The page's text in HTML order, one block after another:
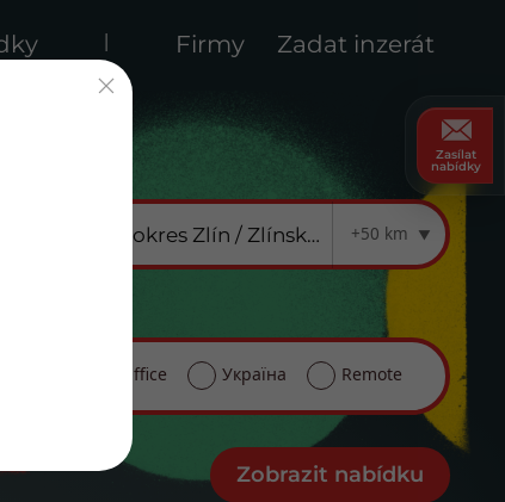
| Firmy Zadat inzerát
+50 km
Home Office Україна Remote
Zasílat
nabídky